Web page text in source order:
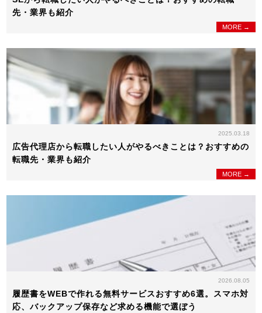
先・業界も紹介
MORE →
2025.03.18
広告代理店から転職したい人がやるべきことは？おすすめの
転職先・業界も紹介
MORE →
2026.08.05
履歴書をWEBで作れる無料サービスおすすめ6選。スマホ対
応、バックアップ保存など求める機能で選ぼう